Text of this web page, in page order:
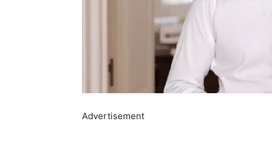
Advertisement